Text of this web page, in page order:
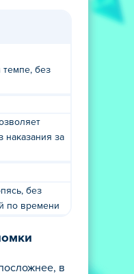
темпе, без
наказания за
без
по времени
в